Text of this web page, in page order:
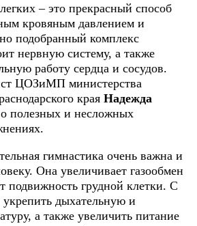
– это прекрасный способ
кровяным давлением и
подобранный комплекс
нервную систему, а также
работу сердца и сосудов.
ЦОЗиМП министерства
края Надежда
о полезных и несложных
гимнастика очень важна и
Она увеличивает газообмен
подвижность грудной клетки. С
дыхательную и
а также увеличить питание